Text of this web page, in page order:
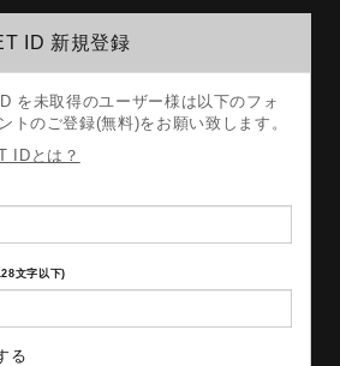
ID 新規登録
を未取得のユーザー様は以下のフォ
トのご登録(無料)をお願い致します。
IDとは？
文字以下)
る